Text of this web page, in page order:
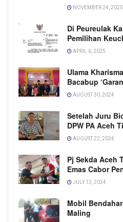
NOVEMBER 24, 2025
Di Peureulak
Pemilihan
APRIL 6, 2025
Ulama
Bacabup
AUGUST 30, 2024
Setelah Juru
DPW PA Aceh
AUGUST 22, 2024
Pj Sekda Aceh
Emas Cabor
JULY 12, 2024
Mobil
Maling